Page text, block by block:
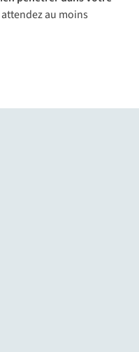
attendezau moins